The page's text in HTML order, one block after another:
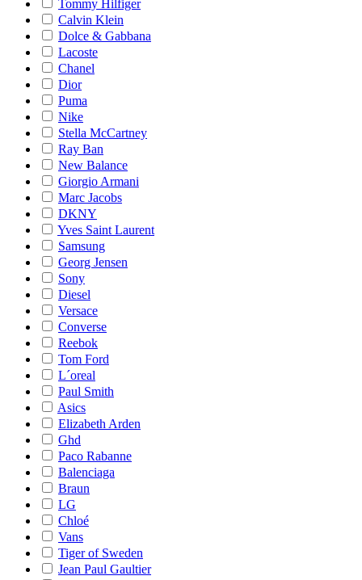
Tommy Hilfiger
Calvin Klein
Dolce & Gabbana
Lacoste
Chanel
Dior
Puma
Nike
Stella McCartney
Ray Ban
New Balance
Giorgio Armani
Marc Jacobs
DKNY
Yves Saint Laurent
Samsung
Georg Jensen
Sony
Diesel
Versace
Converse
Reebok
Tom Ford
L´oreal
Paul Smith
Asics
Elizabeth Arden
Ghd
Paco Rabanne
Balenciaga
Braun
LG
Chloé
Vans
Tiger of Sweden
Jean Paul Gaultier